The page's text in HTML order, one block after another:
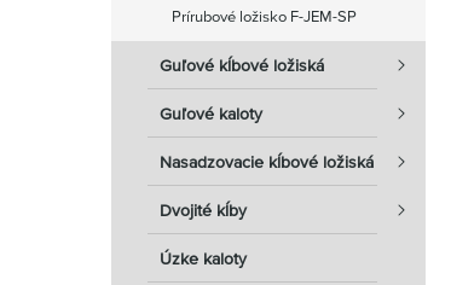
Prírubové ložisko F-JEM-SP
Guľové kĺbové ložiská
Guľové kaloty
Nasadzovacie kĺbové ložiská
Dvojité kĺby
Úzke kaloty